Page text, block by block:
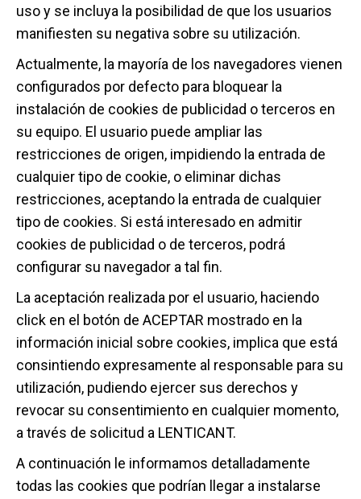
uso y se incluya la posibilidad de que los usuarios
manifiesten su negativa sobre su utilización.
Actualmente, la mayoría de los navegadores vienen
configurados por defecto para bloquear la
instalación de cookies de publicidad o terceros en
su equipo. El usuario puede ampliar las
restricciones de origen, impidiendo la entrada de
cualquier tipo de cookie, o eliminar dichas
restricciones, aceptando la entrada de cualquier
tipo de cookies. Si está interesado en admitir
cookies de publicidad o de terceros, podrá
configurar su navegador a tal fin.
La aceptación realizada por el usuario, haciendo
click en el botón de ACEPTAR mostrado en la
información inicial sobre cookies, implica que está
consintiendo expresamente al responsable para su
utilización, pudiendo ejercer sus derechos y
revocar su consentimiento en cualquier momento,
a través de solicitud a LENTICANT.
A continuación le informamos detalladamente
todas las cookies que podrían llegar a instalarse